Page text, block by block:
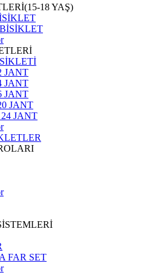
18 YAŞ)
JANT
JANT
JANT
JANT
24 JANT
FAR SET